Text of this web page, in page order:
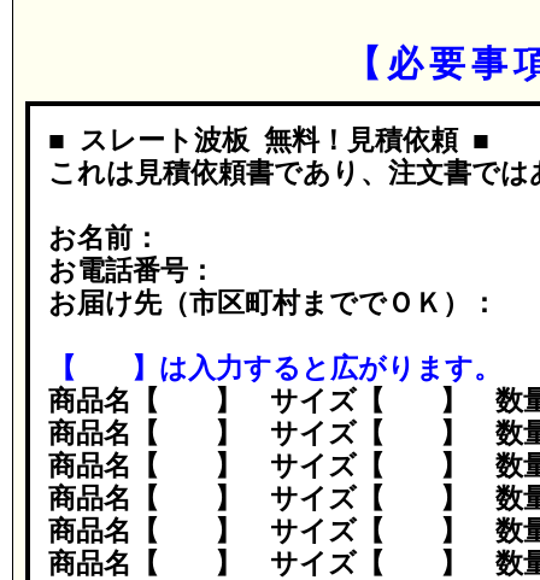
【必要事
■ スレート波板 無料！見積依頼 ■
これは見積依頼書であり、注文書で
お名前：
お電話番号：
お届け先（市区町村まででＯＫ）：
【 】は入力すると広がります。
商品名【 】 サイズ【 】 数
商品名【 】 サイズ【 】 数
商品名【 】 サイズ【 】 数
商品名【 】 サイズ【 】 数
商品名【 】 サイズ【 】 数
商品名【 】 サイズ【 】 数